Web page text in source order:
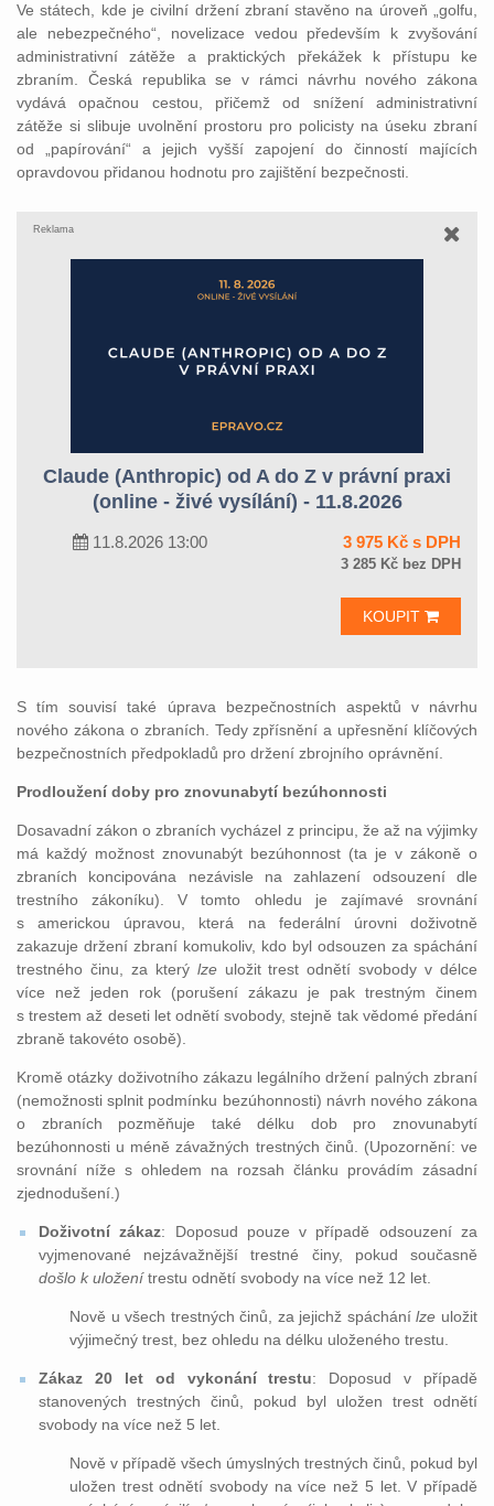
Ve státech, kde je civilní držení zbraní stavěno na úroveň „golfu,
ale nebezpečného“, novelizace vedou především k zvyšování
administrativní zátěže a praktických překážek k přístupu ke
zbraním. Česká republika se v rámci návrhu nového zákona
vydává opačnou cestou, přičemž od snížení administrativní
zátěže si slibuje uvolnění prostoru pro policisty na úseku zbraní
od „papírování“ a jejich vyšší zapojení do činností majících
opravdovou přidanou hodnotu pro zajištění bezpečnosti.
Reklama
Claude (Anthropic) od A do Z v právní praxi
(online - živé vysílání) - 11.8.2026
11.8.2026 13:00 3 975 Kč s DPH
3 285 Kč bez DPH
KOUPIT
S tím souvisí také úprava bezpečnostních aspektů v návrhu
nového zákona o zbraních. Tedy zpřísnění a upřesnění klíčových
bezpečnostních předpokladů pro držení zbrojního oprávnění.
Prodloužení doby pro znovunabytí bezúhonnosti
Dosavadní zákon o zbraních vycházel z principu, že až na výjimky
má každý možnost znovunabýt bezúhonnost (ta je v zákoně o
zbraních koncipována nezávisle na zahlazení odsouzení dle
trestního zákoníku). V tomto ohledu je zajímavé srovnání
s americkou úpravou, která na federální úrovni doživotně
zakazuje držení zbraní komukoliv, kdo byl odsouzen za spáchání
trestného činu, za který lze uložit trest odnětí svobody v délce
více než jeden rok (porušení zákazu je pak trestným činem
s trestem až deseti let odnětí svobody, stejně tak vědomé předání
zbraně takovéto osobě).
Kromě otázky doživotního zákazu legálního držení palných zbraní
(nemožnosti splnit podmínku bezúhonnosti) návrh nového zákona
o zbraních pozměňuje také délku dob pro znovunabytí
bezúhonnosti u méně závažných trestných činů. (Upozornění: ve
srovnání níže s ohledem na rozsah článku provádím zásadní
zjednodušení.)
Doživotní zákaz: Doposud pouze v případě odsouzení za
vyjmenované nejzávažnější trestné činy, pokud současně
došlo k uloženítrestu odnětí svobody na více než 12 let.
Nově u všech trestných činů, za jejichž spáchánílze uložit
výjimečný trest, bez ohledu na délku uloženého trestu.
Zákaz 20 let od vykonání trestu: Doposud v případě
stanovených trestných činů, pokud byl uložen trest odnětí
svobody na více než 5 let.
Nově v případě všech úmyslných trestných činů, pokud byl
uložen trest odnětí svobody na více než 5 let. V případě